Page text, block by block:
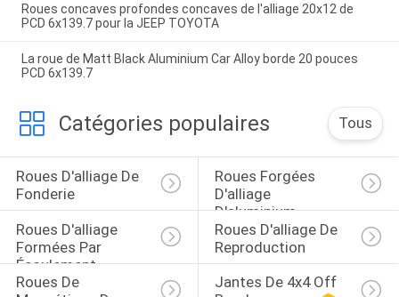
Roues concaves profondes concaves de l'alliage 20x12 de
PCD 6x139.7 pour la JEEP TOYOTA
La roue de Matt Black Aluminium Car Alloy borde 20 pouces
PCD 6x139.7
Catégories populaires Tous
Roues D'alliage De
Fonderie
Roues Forgées
D'alliage
D'aluminium
Roues D'alliage
Formées Par
Écoulement
Roues D'alliage De
Reproduction
Roues De
Jantes De 4x4 Off